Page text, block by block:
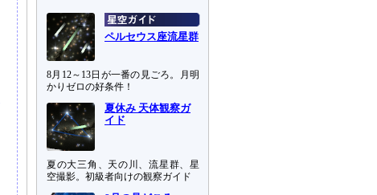
ペルセウス座流星群
8月12～13日が一番の見ごろ。月明
かりゼロの好条件！
夏休み 天体観察ガ
イド
夏の大三角、天の川、流星群、星
空撮影。初級者向けの観察ガイド